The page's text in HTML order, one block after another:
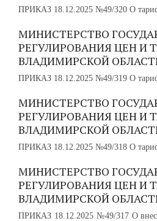
ПРИКАЗ 18.12.2025 №49/320 О
МИНИСТЕРСТВО
РЕГУЛИРОВАНИЯ ЦЕН И
ВЛАДИМИРСКОЙ
ПРИКАЗ 18.12.2025 №49/319 О
МИНИСТЕРСТВО
РЕГУЛИРОВАНИЯ ЦЕН И
ВЛАДИМИРСКОЙ
ПРИКАЗ 18.12.2025 №49/318 О
МИНИСТЕРСТВО
РЕГУЛИРОВАНИЯ ЦЕН И
ВЛАДИМИРСКОЙ
ПРИКАЗ 18.12.2025 №49/317 О